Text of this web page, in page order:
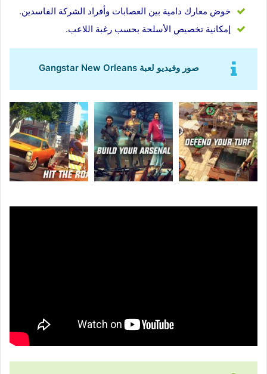
خوض معارك دامية بين العصابات وأفراد الشركة الفاسدين.
إمكانية تخصيص الأسلحة بحسب رغبة اللاعب.
صور وفيديو لعبة Gangstar New Orleans